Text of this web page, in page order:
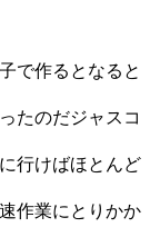
で作るとなると
たのだジャスコ
行けばほとんど
作業にとりかか